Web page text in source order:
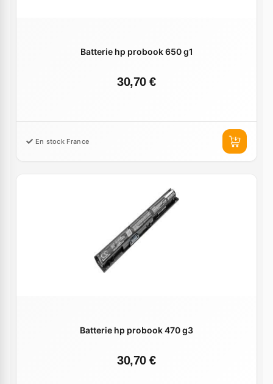
Batterie hp probook 650 g1
30,70 €
En stock France
Batterie hp probook 470 g3
30,70 €